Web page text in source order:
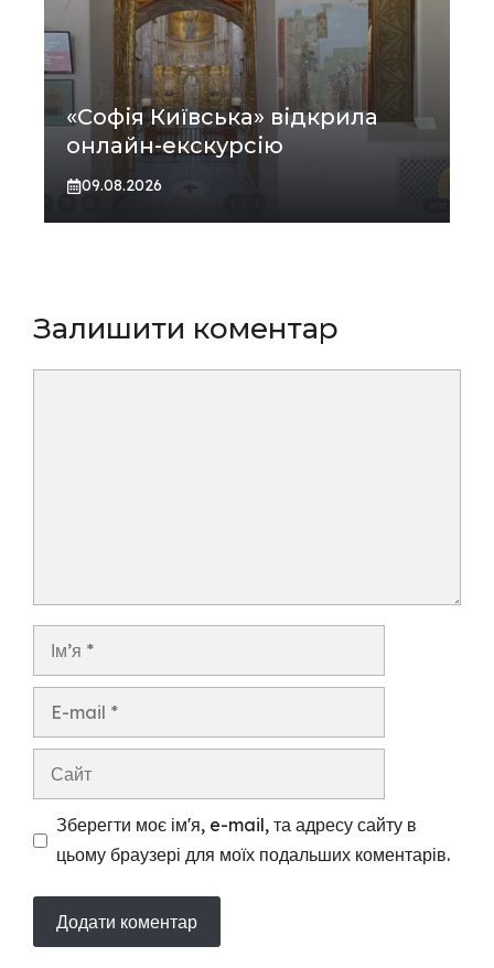
«Софія Київська» відкрила
онлайн-екскурсію
09.08.2026
Залишити коментар
Ім’я
Сайт
Зберегти моє ім'я, e-mail, та адресу сайту в
цьому браузері для моїх подальших коментарів.